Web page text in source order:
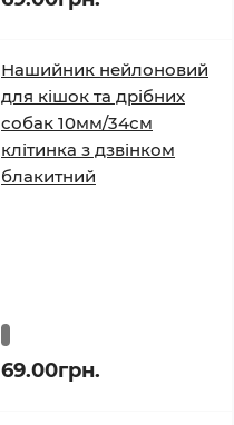
Нашийник нейлоновий
для кішок та дрібних
собак 10мм/34см
клітинка з дзвінком
блакитний
69.00грн.